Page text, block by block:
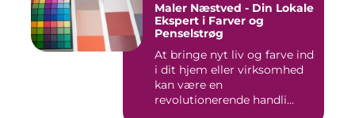
Maler Næstved - Din Lokale
Ekspert i Farver og
Penselstrøg
At bringe nyt liv og farve ind
i dit hjem eller virksomhed
kan være en
revolutionerende handli...